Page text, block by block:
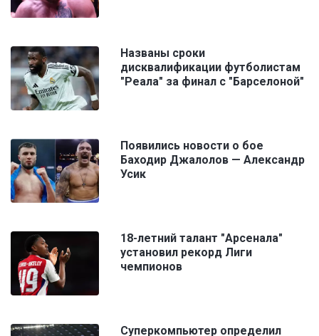
Названы сроки
дисквалификации футболистам
"Реала" за финал с "Барселоной"
Появились новости о бое
Баходир Джалолов — Александр
Усик
18-летний талант "Арсенала"
установил рекорд Лиги
чемпионов
Суперкомпьютер определил